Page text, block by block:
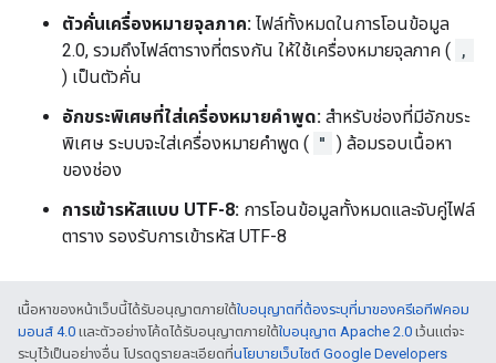
ตัวคั่นเครื่องหมายจุลภาค: ไฟล์ทั้งหมดในการโอนข้อมูล
2.0, รวมถึงไฟล์ตารางที่ตรงกัน ให้ใช้เครื่องหมายจุลภาค ( ,
) เป็นตัวคั่น
อักขระพิเศษที่ใส่เครื่องหมายคำพูด: สำหรับช่องที่มีอักขระ
พิเศษ ระบบจะใส่เครื่องหมายคำพูด ( " ) ล้อมรอบเนื้อหา
ของช่อง
การเข้ารหัสแบบ UTF-8: การโอนข้อมูลทั้งหมดและจับคู่ไฟล์
ตาราง รองรับการเข้ารหัส UTF-8
เนื้อหาของหน้าเว็บนี้ได้รับอนุญาตภายใต้ใบอนุญาตที่ต้องระบุที่มาของครีเอทีฟคอม
มอนส์ 4.0 และตัวอย่างโค้ดได้รับอนุญาตภายใต้ใบอนุญาต Apache 2.0 เว้นแต่จะ
ระบุไว้เป็นอย่างอื่น โปรดดูรายละเอียดที่นโยบายเว็บไซต์ Google Developers